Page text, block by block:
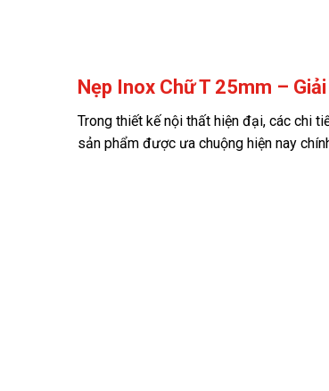
Nẹp Inox Chữ T 25mm –
Trong thiết kế nội thất hiện đại, các chi
sản phẩm được ưa chuộng hiện nay